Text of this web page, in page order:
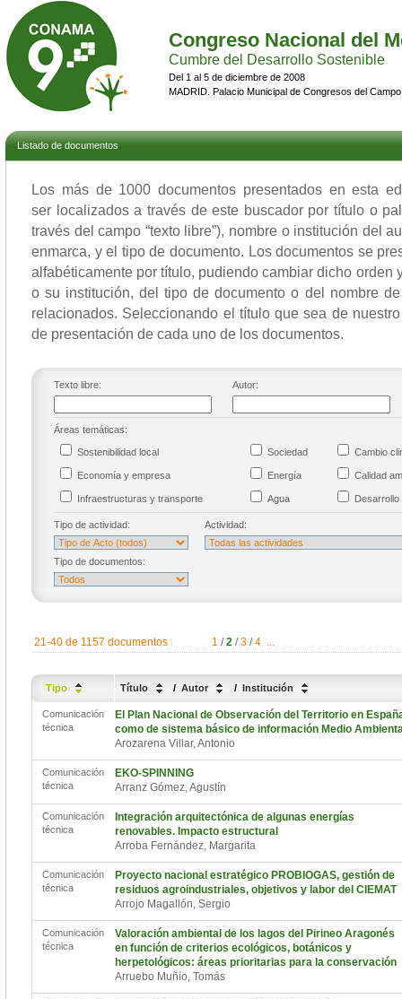
Congreso Nacional del
Cumbre del Desarrollo Sostenible
Del 1 al 5 de diciembre de 2008
MADRID. Palacio Municipal de Congresos del
Listado de documentos
Los más de 1000 documentos presentados en esta
ser localizados a través de este buscador por título o
través del campo “texto libre”), nombre o institución del
enmarca, y el tipo de documento. Los documentos se
alfabéticamente por título, pudiendo cambiar dicho orden
o su institución, del tipo de documento o del nombre
relacionados. Seleccionando el título que sea de
de presentación de cada uno de los documentos.
Texto libre: Autor:
Áreas temáticas:
Sostenibilidad local Sociedad Cambio
Economía y empresa Energía Calidad
Infraestructuras y transporte Agua
Tipo de actividad: Actividad:
Tipo de documentos:
21-40 de 1157 documentos 1 /2 / 3 / 4 ...
Tipo Título / Autor / Institución
Comunicación
técnica
El Plan Nacional de Observación del Territorio en
como de sistema básico de información Medio
Arozarena Villar, Antonio
Comunicación
técnica
EKO-SPINNING
Arranz Gómez, Agustín
Comunicación
técnica
Integración arquitectónica de algunas energías
renovables. Impacto estructural
Arroba Fernández, Margarita
Comunicación
técnica
Proyecto nacional estratégico PROBIOGAS, gestión de
residuos agroindustriales, objetivos y labor del CIEMAT
Arrojo Magallón, Sergio
Comunicación
técnica
Valoración ambiental de los lagos del Pirineo Aragonés
en función de criterios ecológicos, botánicos y
herpetológicos: áreas prioritarias para la conservación
Arruebo Muñío, Tomás